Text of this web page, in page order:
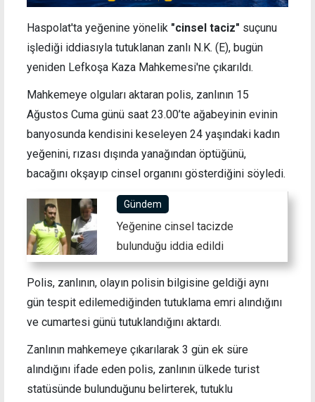
Haspolat'ta yeğenine yönelik "cinsel taciz" suçunu
işlediği iddiasıyla tutuklanan zanlı N.K. (E), bugün
yeniden Lefkoşa Kaza Mahkemesi'ne çıkarıldı.
Mahkemeye olguları aktaran polis, zanlının 15
Ağustos Cuma günü saat 23.00’te ağabeyinin evinin
banyosunda kendisini keseleyen 24 yaşındaki kadın
yeğenini, rızası dışında yanağından öptüğünü,
bacağını okşayıp cinsel organını gösterdiğini söyledi.
Gündem
Yeğenine cinsel tacizde
bulunduğu iddia edildi
Polis, zanlının, olayın polisin bilgisine geldiği aynı
gün tespit edilemediğinden tutuklama emri alındığını
ve cumartesi günü tutuklandığını aktardı.
Zanlının mahkemeye çıkarılarak 3 gün ek süre
alındığını ifade eden polis, zanlının ülkede turist
statüsünde bulunduğunu belirterek, tutuklu